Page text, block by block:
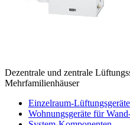
Dezentrale und zentrale
Mehrfamilienhäuser
Einzelraum-Lüftungsgeräte
Wohnungsgeräte für